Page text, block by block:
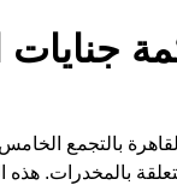
جنايات
بالتجمع